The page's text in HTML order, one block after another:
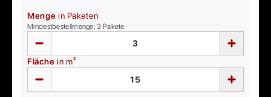
Menge in Paketen
Mindestbestellmenge:3 Pakete
Fläche in m²